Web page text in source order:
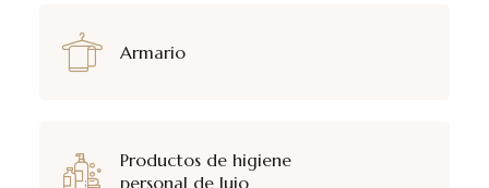
Armario
Productos de higiene
personal de lujo